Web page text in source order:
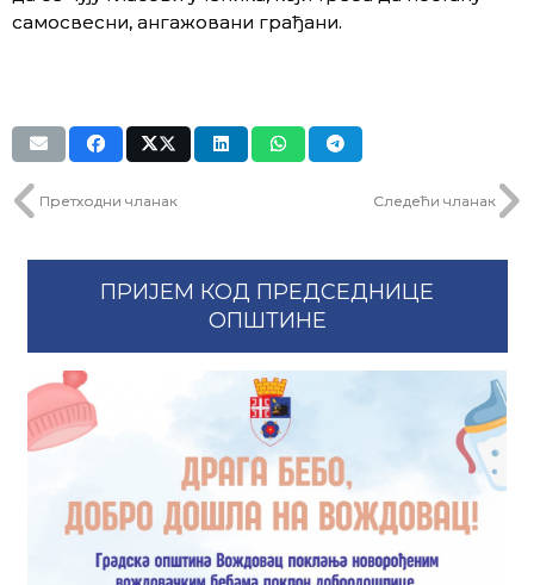
самосвесни, ангажовани грађани.
Претходни чланак Следећи чланак
ПРИЈЕМ КОД ПРЕДСЕДНИЦЕ
ОПШТИНЕ